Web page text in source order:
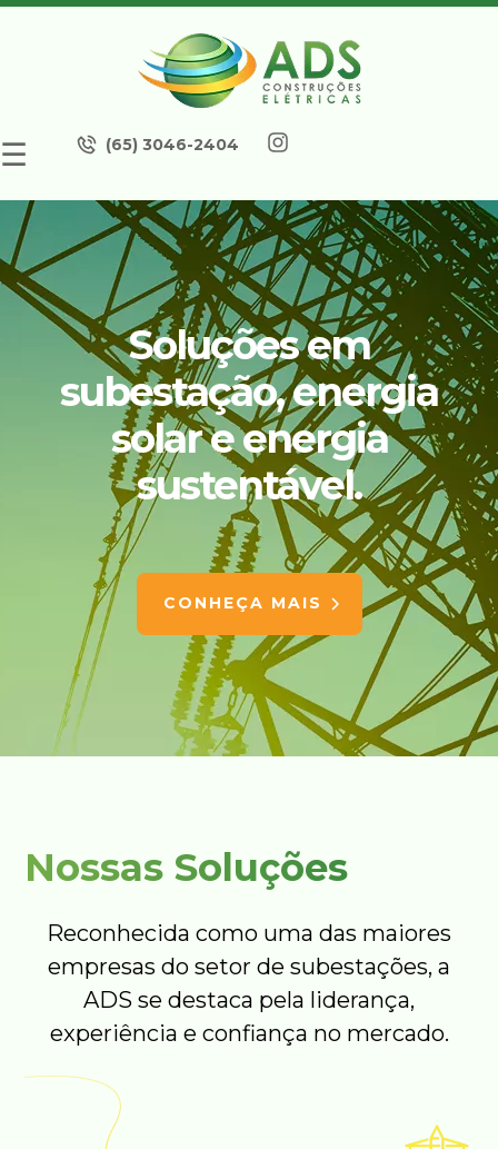
☰ (65) 3046-2404
Soluções em
subestação, energia
solar e energia
sustentável.
CONHEÇA MAIS
Nossas Soluções
Reconhecida como uma das maiores
empresas do setor de subestações, a
ADS se destaca pela liderança,
experiência e confiança no mercado.